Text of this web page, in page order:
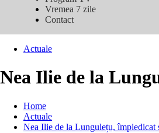
Vremea 7 zile
Contact
Actuale
Nea Ilie de la
Home
Actuale
Nea Ilie de la Lungulețu,